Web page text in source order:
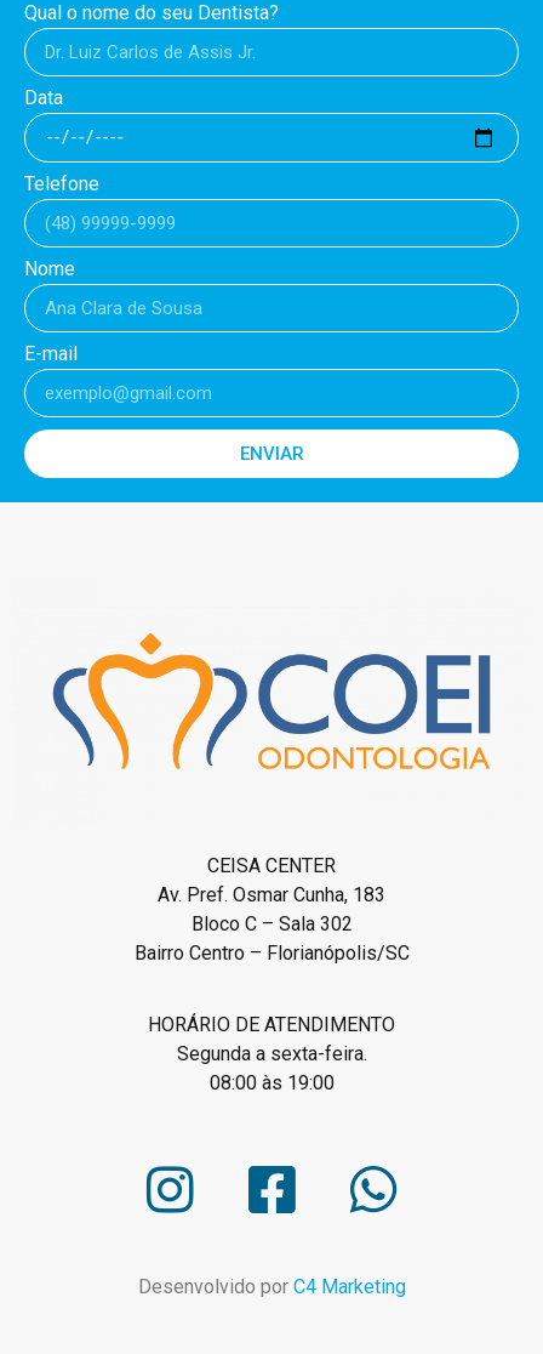
Qual o nome do seu Dentista?
Data
Telefone
Nome
E-mail
ENVIAR
CEISA CENTER
Av. Pref. Osmar Cunha, 183
Bloco C – Sala 302
Bairro Centro – Florianópolis/SC
HORÁRIO DE ATENDIMENTO
Segunda a sexta-feira.
08:00 às 19:00
Desenvolvido por C4 Marketing